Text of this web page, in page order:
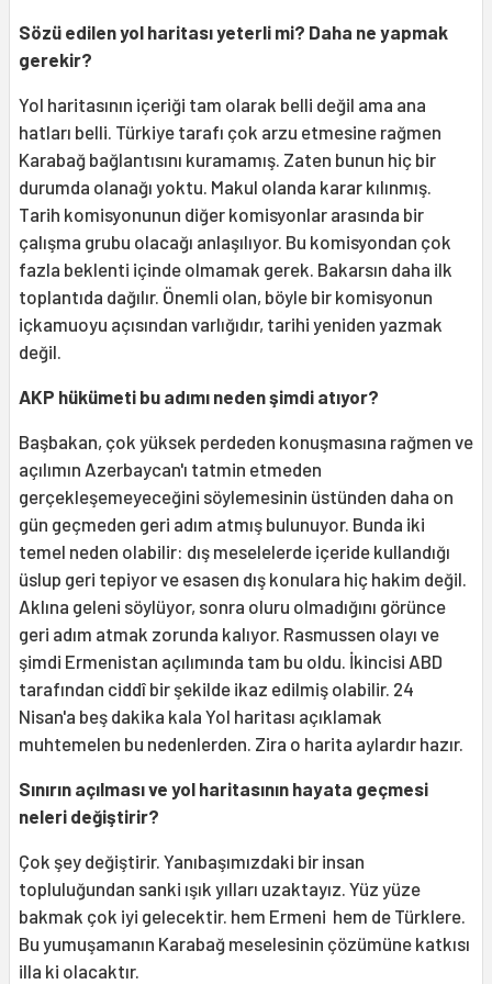
Sözü edilen yol haritası yeterli mi? Daha ne yapmak
gerekir?
Yol haritasının içeriği tam olarak belli değil ama ana
hatları belli. Türkiye tarafı çok arzu etmesine rağmen
Karabağ bağlantısını kuramamış. Zaten bunun hiç bir
durumda olanağı yoktu. Makul olanda karar kılınmış.
Tarih komisyonunun diğer komisyonlar arasında bir
çalışma grubu olacağı anlaşılıyor. Bu komisyondan çok
fazla beklenti içinde olmamak gerek. Bakarsın daha ilk
toplantıda dağılır. Önemli olan, böyle bir komisyonun
içkamuoyu açısından varlığıdır, tarihi yeniden yazmak
değil.
AKP hükümeti bu adımı neden şimdi atıyor?
Başbakan, çok yüksek perdeden konuşmasına rağmen ve
açılımın Azerbaycan'ı tatmin etmeden
gerçekleşemeyeceğini söylemesinin üstünden daha on
gün geçmeden geri adım atmış bulunuyor. Bunda iki
temel neden olabilir: dış meselelerde içeride kullandığı
üslup geri tepiyor ve esasen dış konulara hiç hakim değil.
Aklına geleni söylüyor, sonra oluru olmadığını görünce
geri adım atmak zorunda kalıyor. Rasmussen olayı ve
şimdi Ermenistan açılımında tam bu oldu. İkincisi ABD
tarafından ciddî bir şekilde ikaz edilmiş olabilir. 24
Nisan'a beş dakika kala Yol haritası açıklamak
muhtemelen bu nedenlerden. Zira o harita aylardır hazır.
Sınırın açılması ve yol haritasının hayata geçmesi
neleri değiştirir?
Çok şey değiştirir. Yanıbaşımızdaki bir insan
topluluğundan sanki ışık yılları uzaktayız. Yüz yüze
bakmak çok iyi gelecektir. hem Ermeni hem de Türklere.
Bu yumuşamanın Karabağ meselesinin çözümüne katkısı
illa ki olacaktır.